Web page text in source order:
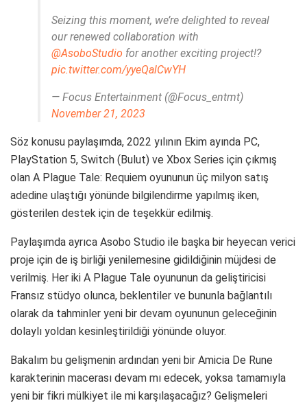
Seizing this moment, we’re delighted to reveal
our renewed collaboration with
@AsoboStudio for another exciting project!?
pic.twitter.com/yyeQalCwYH
— Focus Entertainment (@Focus_entmt)
November 21, 2023
Söz konusu paylaşımda, 2022 yılının Ekim ayında PC,
PlayStation 5, Switch (Bulut) ve Xbox Series için çıkmış
olan A Plague Tale: Requiem oyununun üç milyon satış
adedine ulaştığı yönünde bilgilendirme yapılmış iken,
gösterilen destek için de teşekkür edilmiş.
Paylaşımda ayrıca Asobo Studio ile başka bir heyecan verici
proje için de iş birliği yenilemesine gidildiğinin müjdesi de
verilmiş. Her iki A Plague Tale oyununun da geliştiricisi
Fransız stüdyo olunca, beklentiler ve bununla bağlantılı
olarak da tahminler yeni bir devam oyununun geleceğinin
dolaylı yoldan kesinleştirildiği yönünde oluyor.
Bakalım bu gelişmenin ardından yeni bir Amicia De Rune
karakterinin macerası devam mı edecek, yoksa tamamıyla
yeni bir fikri mülkiyet ile mi karşılaşacağız? Gelişmeleri